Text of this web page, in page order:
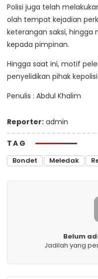
Polisi juga telah
olah tempat kejadian
keterangan saksi, hingga
kepada pimpinan.
Hingga saat ini, motif
penyelidikan pihak
Penulis : Abdul Khalim
Reporter: admin
TAG
Bondet Meledak
Belum
Jadilah yang